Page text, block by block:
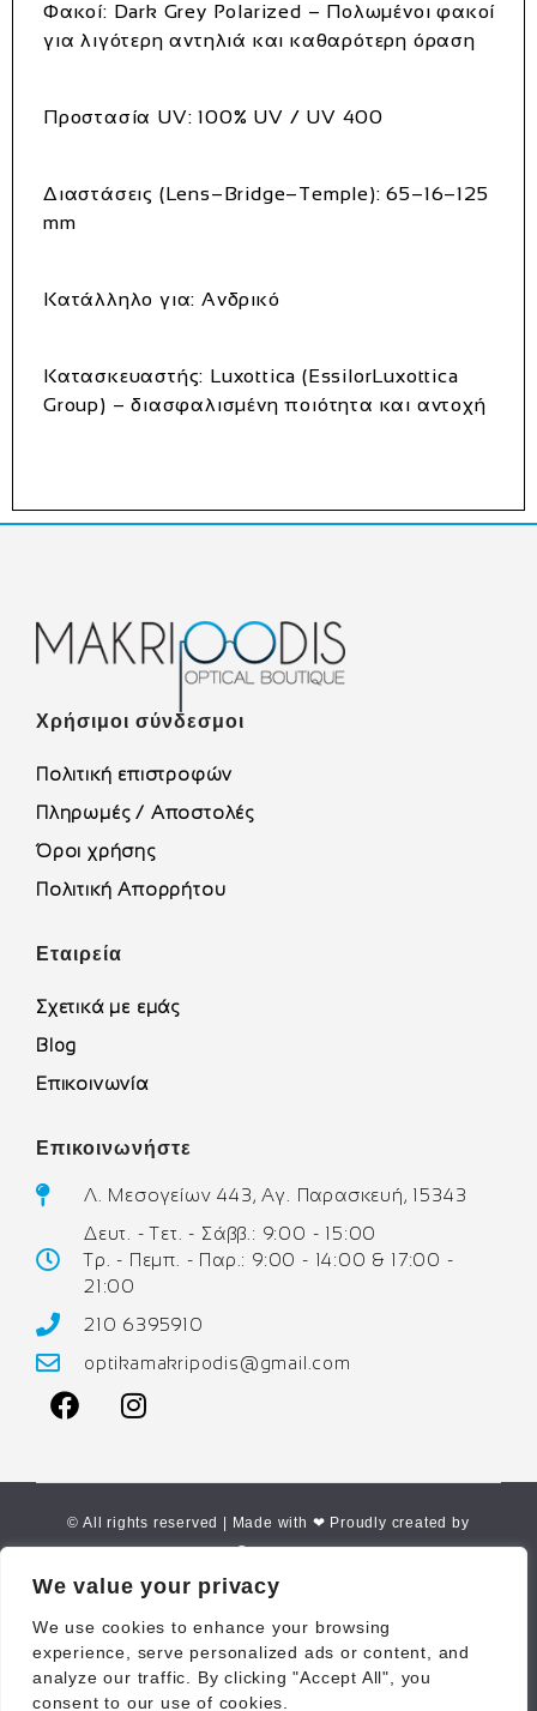
We value your privacy
We use cookies to enhance your browsing
experience, serve personalized ads or content, and
analyze our traffic. By clicking "Accept All", you
consent to our use of cookies.
Φακοί: Dark Grey Polarized – Πολωμένοι φακοί
για λιγότερη αντηλιά και καθαρότερη όραση
Προστασία UV: 100% UV / UV 400
Διαστάσεις (Lens–Bridge–Temple): 65–16–125
mm
Κατάλληλο για: Ανδρικό
Κατασκευαστής: Luxottica (EssilorLuxottica
Group) – διασφαλισμένη ποιότητα και αντοχή
Χρήσιμοι σύνδεσμοι
Πολιτική επιστροφών
Πληρωμές / Αποστολές
Όροι χρήσης
Πολιτική Απορρήτου
Εταιρεία
Σχετικά με εμάς
Blog
Επικοινωνία
Επικοινωνήστε
Λ. Μεσογείων 443, Αγ. Παρασκευή, 15343
Δευτ. - Τετ. - Σάββ.: 9:00 - 15:00
Τρ. - Πεμπ. - Παρ.: 9:00 - 14:00 & 17:00 -
21:00
210 6395910
optikamakripodis@gmail.com
© All rights reserved | Made with ❤ Proudly created by
Corne.gr